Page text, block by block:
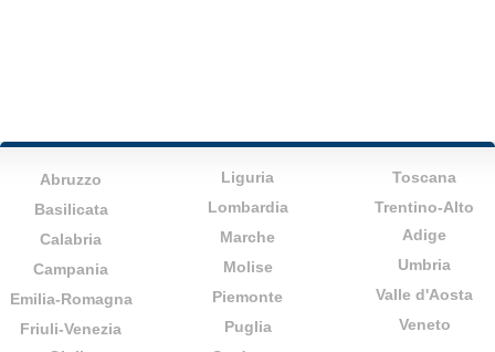
Abruzzo
Basilicata
Calabria
Campania
Emilia-Romagna
Friuli-Venezia
Liguria
Lombardia
Marche
Molise
Piemonte
Puglia
Toscana
Trentino-Alto
Adige
Umbria
Valle d'Aosta
Veneto